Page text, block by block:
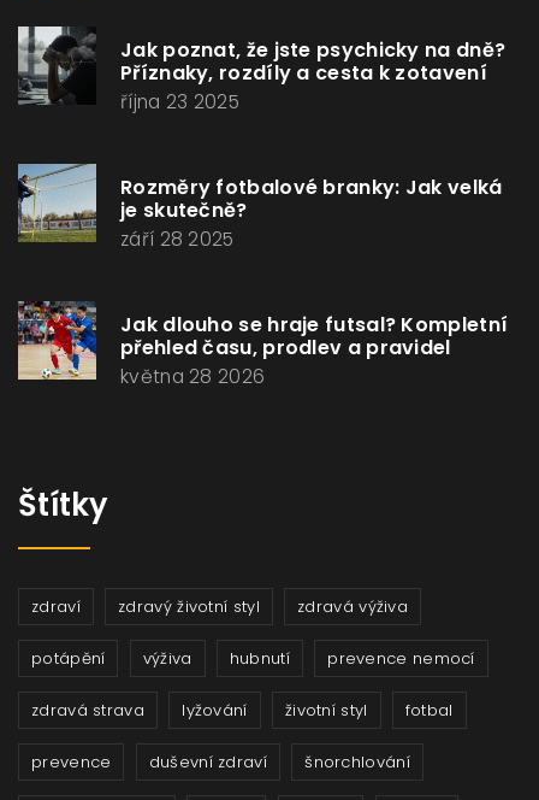
Jak poznat, že jste psychicky na dně?
Příznaky, rozdíly a cesta k zotavení
října 23 2025
Rozměry fotbalové branky: Jak velká
je skutečně?
září 28 2025
Jak dlouho se hraje futsal? Kompletní
přehled času, prodlev a pravidel
května 28 2026
Štítky
zdraví zdravý životní styl zdravá výživa
potápění výživa hubnutí prevence nemocí
zdravá strava lyžování životní styl fotbal
prevence duševní zdraví šnorchlování